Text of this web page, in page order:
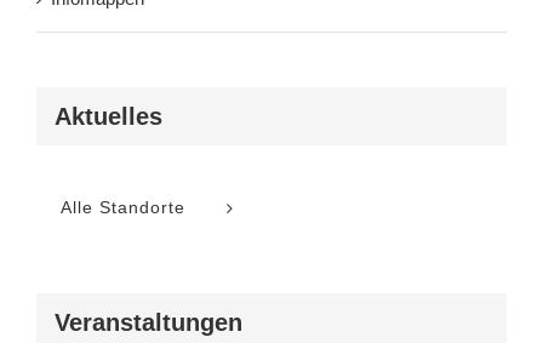
Aktuelles
Alle Standorte
Veranstaltungen